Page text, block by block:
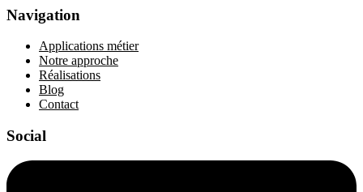
Navigation
Applications métier
Notre approche
Réalisations
Blog
Contact
Social